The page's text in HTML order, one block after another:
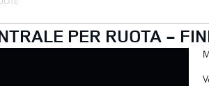
PER RUOTA -